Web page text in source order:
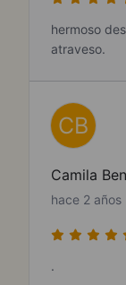
hermoso
atraveso.
CB
Camila
hace 2 años
.